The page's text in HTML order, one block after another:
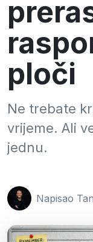
ploči
Ne trebate
vrijeme. Ali
jednu.
Napisao